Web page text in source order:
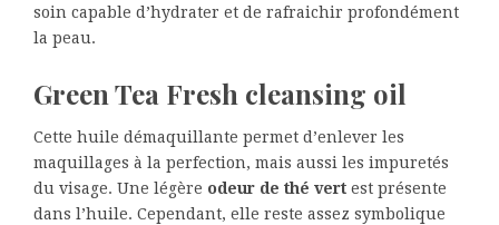
soin capable d’hydrater et de rafraichir profondément
la peau.
Green Tea Fresh cleansing oil
Cette huile démaquillante permet d’enlever les
maquillages à la perfection, mais aussi les impuretés
du visage. Une légère odeur de thé vert est présente
dans l’huile. Cependant, elle reste assez symbolique